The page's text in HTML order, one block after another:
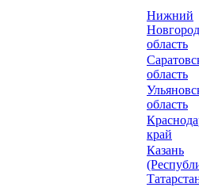
Нижний
область
область
область
край
Казань